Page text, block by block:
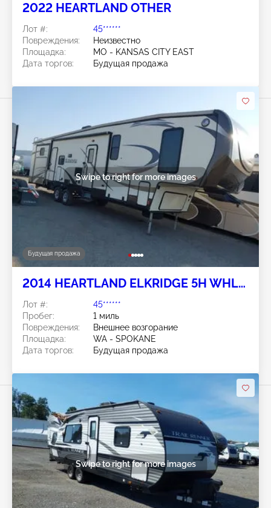
2022 HEARTLAND OTHER
Лот #:
45******
Повреждения:
Неизвестно
Площадка:
MO - KANSAS CITY EAST
Дата торгов:
Будущая продажа
Будущая продажа
Swipe to right for more images
2014 HEARTLAND ELKRIDGE 5H WHL
Лот #:
45******
Пробег:
1 миль
Повреждения:
Внешнее возгорание
Площадка:
WA - SPOKANE
Дата торгов:
Будущая продажа
Swipe to right for more images